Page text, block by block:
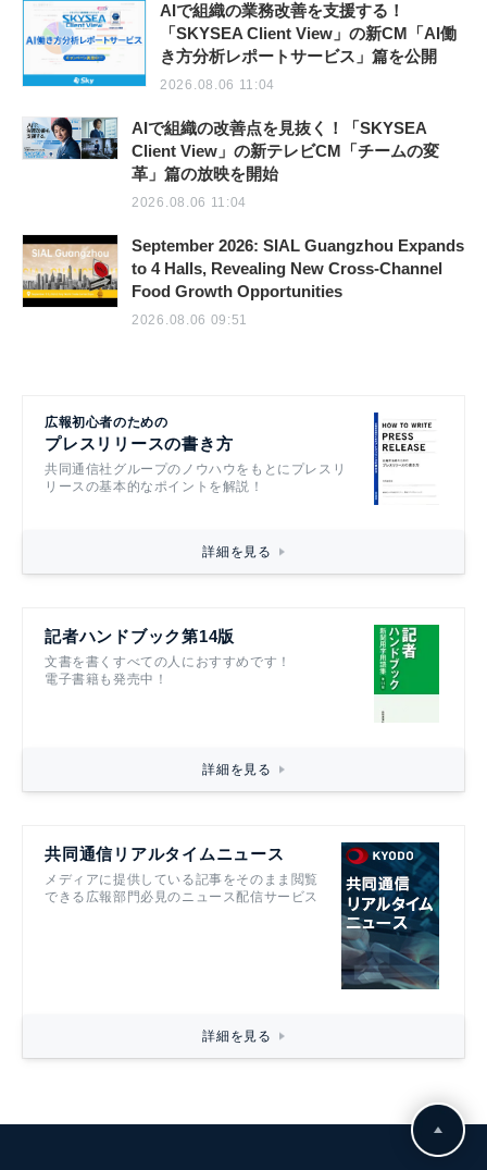
AIで組織の業務改善を支援する！
「SKYSEA Client View」の新CM「AI働
き方分析レポートサービス」篇を公開
2026.08.06 11:04
AIで組織の改善点を見抜く！「SKYSEA
Client View」の新テレビCM「チームの変
革」篇の放映を開始
2026.08.06 11:04
September 2026: SIAL Guangzhou Expands
to 4 Halls, Revealing New Cross-Channel
Food Growth Opportunities
2026.08.06 09:51
広報初心者のための
プレスリリースの書き方
共同通信社グループのノウハウをもとにプレスリ
リースの基本的なポイントを解説！
詳細を見る
記者ハンドブック第14版
文書を書くすべての人におすすめです！
電子書籍も発売中！
詳細を見る
共同通信リアルタイムニュース
メディアに提供している記事をそのまま閲覧
できる広報部門必見のニュース配信サービス
詳細を見る